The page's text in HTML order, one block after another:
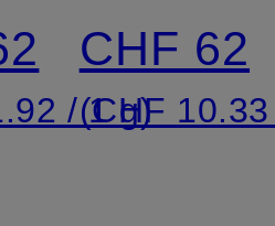
/ 1 g)
LUXURY
PALETTE
CHF 62
(CHF